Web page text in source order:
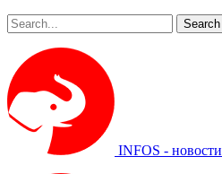
INFOS - новости